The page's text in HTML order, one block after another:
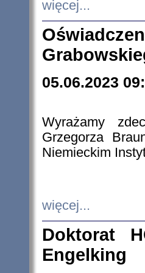
więcej...
05.06.2023
Wyrażamy
Grzegorza
Niemieckim
więcej...
Doktorat
Engelking